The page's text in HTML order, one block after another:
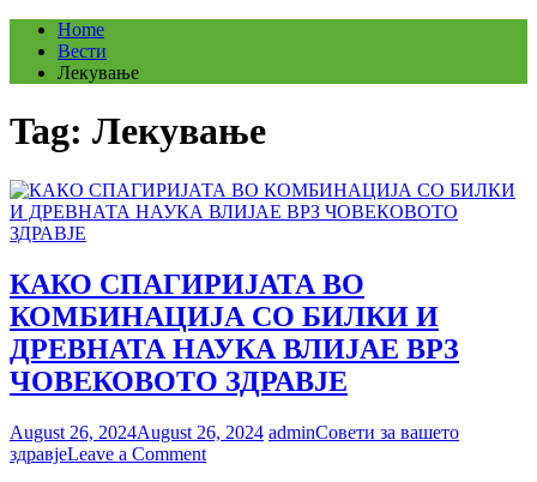
Home
Вести
Лекување
Tag: Лекување
КАКО СПАГИРИЈАТА ВО
КОМБИНАЦИЈА СО БИЛКИ И
ДРЕВНАТА НАУКА ВЛИЈАЕ ВРЗ
ЧОВЕКОВОТО ЗДРАВЈЕ
August 26, 2024August 26, 2024 adminСовети за вашето
здравјеLeave a Commenton